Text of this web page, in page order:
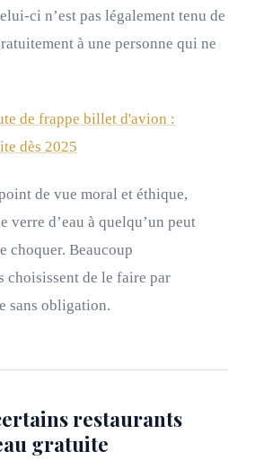
ci n’est pas légalement tenu de
à une personne qui ne
de frappe billet d'avion :
dès 2025
de vue moral et éthique,
verre d’eau à quelqu’un peut
choquer. Beaucoup
choisissent de le faire par
sans obligation.
restaurants
gratuite